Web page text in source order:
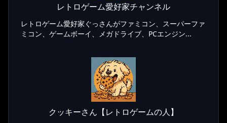
レトロゲーム愛好家チャンネル
レトロゲーム愛好家ぐっさんがファミコン、スーパーファ
ミコン、ゲームボーイ、メガドライブ、PCエンジン...
クッキーさん【レトロゲームの人】